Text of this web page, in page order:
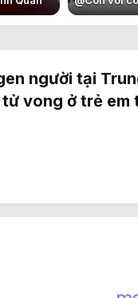
người tại
vong ở trẻ em